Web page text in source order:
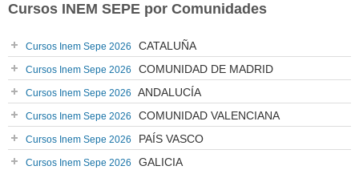
Cursos INEM SEPE por Comunidades
Cursos Inem Sepe 2026 CATALUÑA
Cursos Inem Sepe 2026 COMUNIDAD DE MADRID
Cursos Inem Sepe 2026 ANDALUCÍA
Cursos Inem Sepe 2026 COMUNIDAD VALENCIANA
Cursos Inem Sepe 2026 PAÍS VASCO
Cursos Inem Sepe 2026 GALICIA